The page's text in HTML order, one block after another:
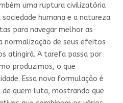
uma ruptura civilizatória
humana e a natureza.
para navegar melhor as
normalização de seus efeitos
atingirá. A tarefa passa por
produzimos, o que
Essa nova formulação é
quem luta, mostrando que